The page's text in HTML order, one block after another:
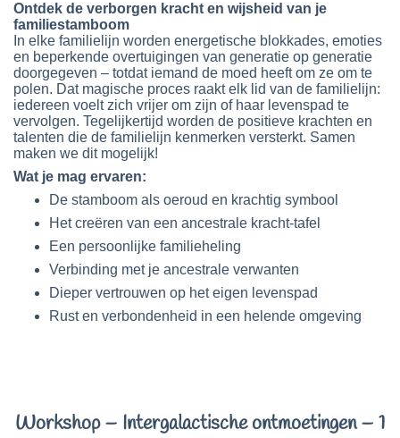
Ontdek de verborgen kracht en wijsheid van je
familiestamboom
In elke familielijn worden energetische blokkades, emoties
en beperkende overtuigingen van generatie op generatie
doorgegeven – totdat iemand de moed heeft om ze om te
polen. Dat magische proces raakt elk lid van de familielijn:
iedereen voelt zich vrijer om zijn of haar levenspad te
vervolgen. Tegelijkertijd worden de positieve krachten en
talenten die de familielijn kenmerken versterkt. Samen
maken we dit mogelijk!
Wat je mag ervaren:
De stamboom als oeroud en krachtig symbool
Het creëren van een ancestrale kracht-tafel
Een persoonlijke familieheling
Verbinding met je ancestrale verwanten
Dieper vertrouwen op het eigen levenspad
Rust en verbondenheid in een helende omgeving
Workshop – Intergalactische ontmoetingen – 1